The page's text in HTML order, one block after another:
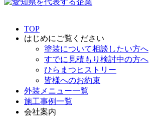
TOP
はじめにご覧ください
塗装について相談したい方へ
すでに見積もり検討中の方へ
ひらまつヒストリー
皆様へのお約束
外装メニュー一覧
施工事例一覧
会社案内